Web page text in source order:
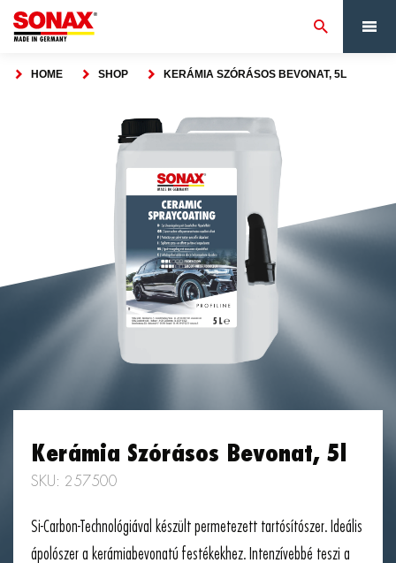
HOME SHOP KERÁMIA SZÓRÁSOS BEVONAT, 5L
Kerámia Szórásos Bevonat, 5l
SKU: 257500
Si-Carbon-Technológiával készült permetezett tartósítószer. Ideális
ápolószer a kerámiabevonatú festékekhez. Intenzívebbé teszi a